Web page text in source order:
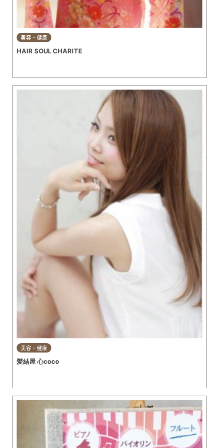
美容・健康
HAIR SOUL CHARITE
美容・健康
髪結屋 心coco